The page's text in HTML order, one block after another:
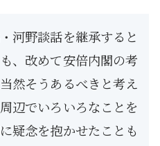
河野談話を継承すると
、改めて安倍内閣の考
然そうあるべきと考え
辺でいろいろなことを
疑念を抱かせたことも